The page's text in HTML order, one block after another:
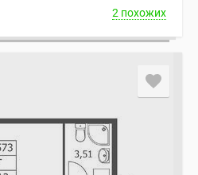
2 похожих